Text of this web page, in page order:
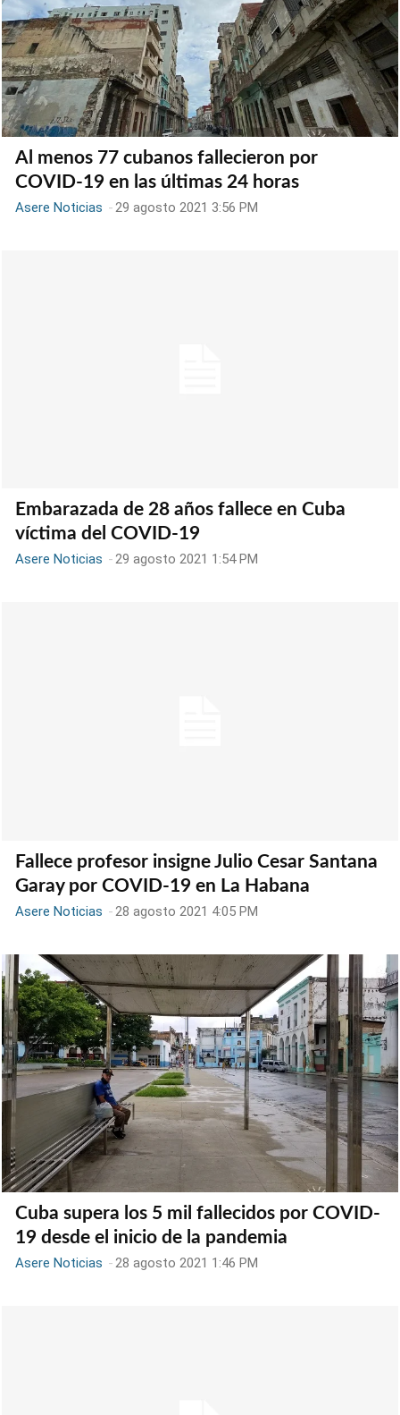
Al menos 77 cubanos fallecieron por
COVID-19 en las últimas 24 horas
Asere Noticias -29 agosto 2021 3:56 PM
Embarazada de 28 años fallece en Cuba
víctima del COVID-19
Asere Noticias -29 agosto 2021 1:54 PM
Fallece profesor insigne Julio Cesar Santana
Garay por COVID-19 en La Habana
Asere Noticias -28 agosto 2021 4:05 PM
Cuba supera los 5 mil fallecidos por COVID-
19 desde el inicio de la pandemia
Asere Noticias -28 agosto 2021 1:46 PM